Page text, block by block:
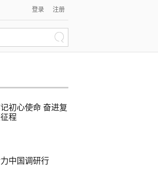
登录 注册
初心使命 奋进复
程
中国调研行